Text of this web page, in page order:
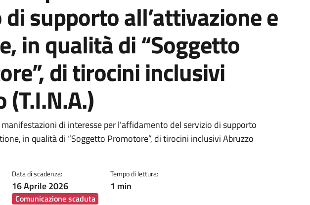
supporto all’attivazione e
in qualità di “Soggetto
di tirocini inclusivi
(T.I.N.A.)
notizia
di interesse per l’affidamento del servizio di supporto
in qualità di “Soggetto Promotore”, di tirocini inclusivi Abruzzo
Data di scadenza:
16 Aprile 2026
Comunicazione scaduta
Tempo di lettura:
1 min